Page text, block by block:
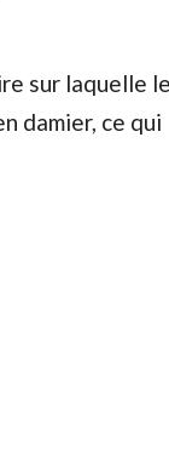
sur laquelle le
damier, ce qui